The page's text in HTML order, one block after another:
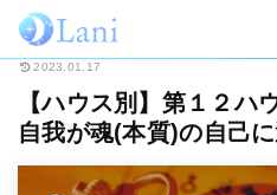
ホーム 占い
2023.01.17
【ハウス別】第１２ハ
自我が魂(本質)の自己